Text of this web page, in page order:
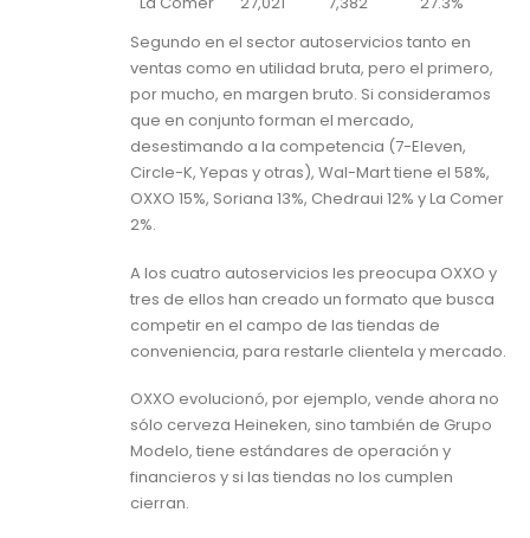
Segundo en el sector autoservicios tanto en
ventas como en utilidad bruta, pero el primero,
por mucho, en margen bruto. Si consideramos
que en conjunto forman el mercado,
desestimando a la competencia (7-Eleven,
Circle-K, Yepas y otras), Wal-Mart tiene el 58%,
OXXO 15%, Soriana 13%, Chedraui 12% y La Comer
2%.
A los cuatro autoservicios les preocupa OXXO y
tres de ellos han creado un formato que busca
competir en el campo de las tiendas de
conveniencia, para restarle clientela y mercado.
OXXO evolucionó, por ejemplo, vende ahora no
sólo cerveza Heineken, sino también de Grupo
Modelo, tiene estándares de operación y
financieros y si las tiendas no los cumplen
cierran.